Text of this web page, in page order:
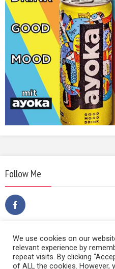
Follow Me
We use cookies on our
relevant experience by
repeat visits. By clicking
of ALL the cookies. However,